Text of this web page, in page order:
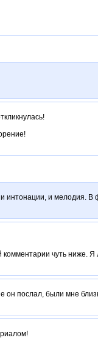
интонации, и мелодия.
чуть ниже. Я
он послал, были мне